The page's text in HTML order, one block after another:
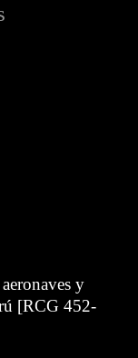
y
[RCG 452-